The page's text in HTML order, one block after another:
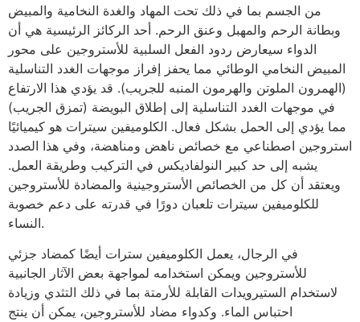
من الجسم بما في ذلك تحت المهاد والغدة النخامية والمبيض
وبطانة الرحم والمهبل وعنق الرحم. أحد الركائز الرئيسية هي أن
الدواء سيعارض ردود الفعل السلبية للأستروجين على محور
المبيض النخامي الوطائي مما يحفز إفراز موجهات الغدد التناسلية
(الهمرون الملوتن والهرمون المنبه للجريب). قد يؤدي هذا الارتفاع
في موجهات الغدد التناسلية إلى إطلاق البويضة (تمزق الجريب)
مما يؤدي إلى الحمل بشكل فعال. الكلوميفين سيترات هو كيميائيًا
استروجين اصطناعي مع خصائص ناهض ومناهضة، وفي هذا الصدد
يشبه إلى حد كبير النولفاديكس في التركيب وطريقة العمل.
ويعتقد أن كل من الخصائص الأستروجينية والمضادة للأستروجين
للكلوميفين سيترات تلعبان دورًا في قدرته على دعم خصوبة
النساء.
في الرجال، يعمل الكلوميفين سترات أيضًا كمضاد جزئي
للأستروجين ويمكن استخدامه لمواجهة بعض الآثار الجانبية
لاستخدام الستيرويدات القابلة للأرمتة بما في ذلك التثدي وزيادة
احتباس الماء. وكدواء مضاد للأستروجين، يمكن أن ينتج